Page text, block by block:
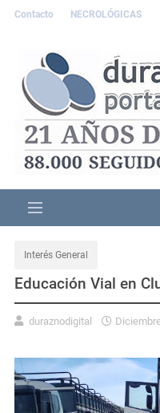
Contacto NECROLÓGICAS
Interés General
Educación Vial en
duraznodigital